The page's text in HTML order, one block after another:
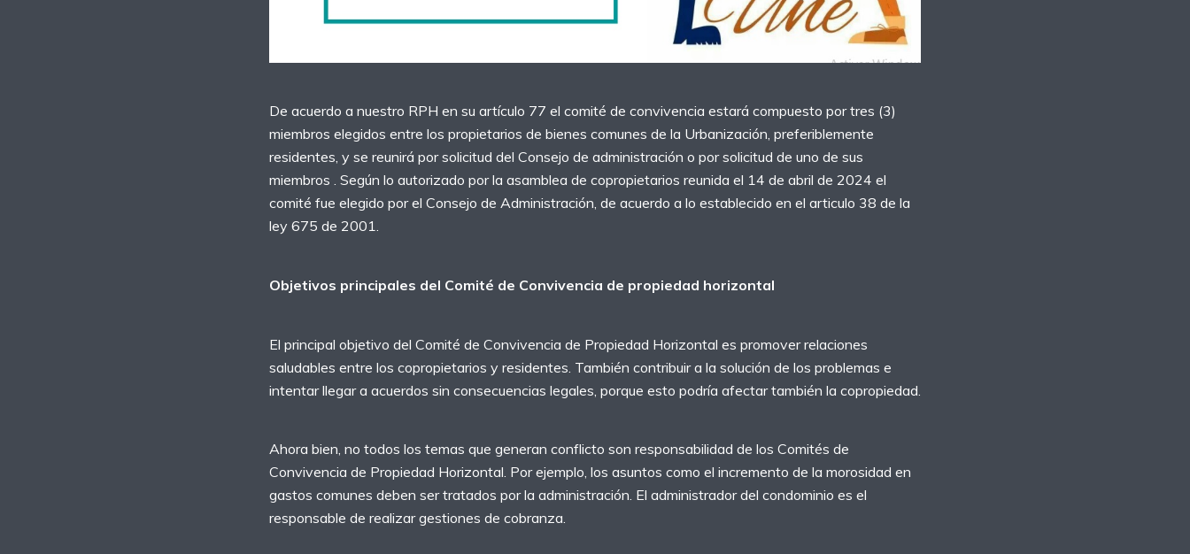
De acuerdo a nuestro RPH en su artículo 77 el comité de convivencia estará compuesto por tres (3)
miembros elegidos entre los propietarios de bienes comunes de la Urbanización, preferiblemente
residentes, y se reunirá por solicitud del Consejo de administración o por solicitud de uno de sus
miembros . Según lo autorizado por la asamblea de copropietarios reunida el 14 de abril de 2024 el
comité fue elegido por el Consejo de Administración, de acuerdo a lo establecido en el articulo 38 de la
ley 675 de 2001.
Objetivos principales del Comité de Convivencia de propiedad horizontal
El principal objetivo del Comité de Convivencia de Propiedad Horizontal es promover relaciones
saludables entre los copropietarios y residentes. También contribuir a la solución de los problemas e
intentar llegar a acuerdos sin consecuencias legales, porque esto podría afectar también la copropiedad.
Ahora bien, no todos los temas que generan conflicto son responsabilidad de los Comités de
Convivencia de Propiedad Horizontal. Por ejemplo, los asuntos como el incremento de la morosidad en
gastos comunes deben ser tratados por la administración. El administrador del condominio es el
responsable de realizar gestiones de cobranza.